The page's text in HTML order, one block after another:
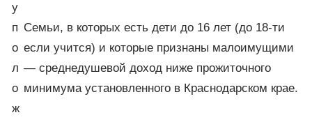
у
п
о
л
о
ж
Семьи, в которых есть дети до 16 лет (до 18-ти
если учится) и которые признаны малоимущими
— среднедушевой доход ниже прожиточного
минимума установленного в Краснодарском крае.